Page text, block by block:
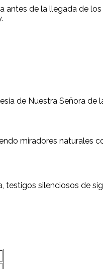
de la llegada de
de Nuestra Señora
miradores naturales
testigos silenciosos de